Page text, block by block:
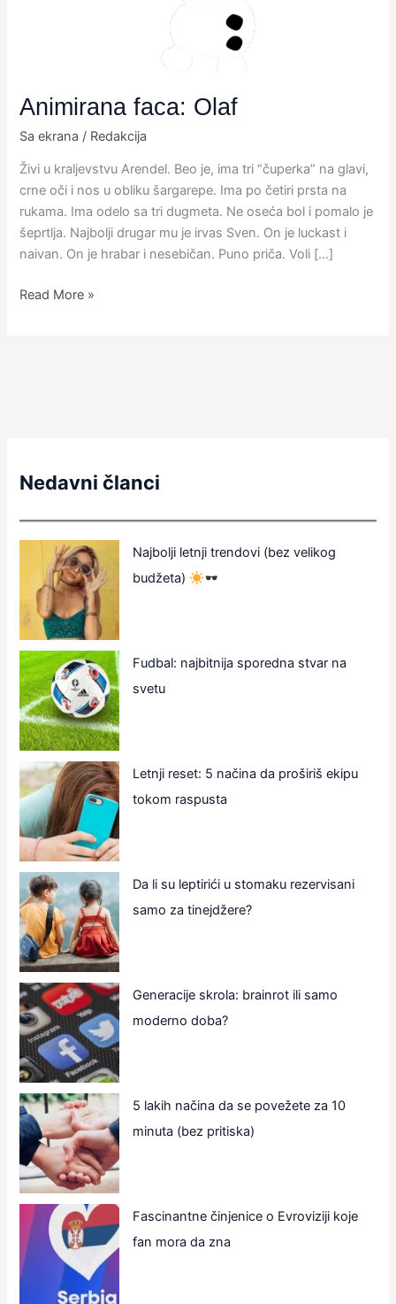
Animirana faca: Olaf
Sa ekrana / Redakcija
Živi u kraljevstvu Arendel. Beo je, ima tri “čuperka” na glavi,
crne oči i nos u obliku šargarepe. Ima po četiri prsta na
rukama. Ima odelo sa tri dugmeta. Ne oseća bol i pomalo je
šeprtlja. Najbolji drugar mu je irvas Sven. On je luckast i
naivan. On je hrabar i nesebičan. Puno priča. Voli […]
Read More »
Nedavni članci
Najbolji letnji trendovi (bez velikog
budžeta)
Fudbal: najbitnija sporedna stvar na
svetu
Letnji reset: 5 načina da proširiš ekipu
tokom raspusta
Da li su leptirići u stomaku rezervisani
samo za tinejdžere?
Generacije skrola: brainrot ili samo
moderno doba?
5 lakih načina da se povežete za 10
minuta (bez pritiska)
Fascinantne činjenice o Evroviziji koje
fan mora da zna